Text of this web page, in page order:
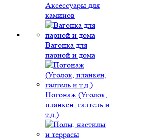
Аксессуары для
каминов
Вагонка для
парной и дома
Погонаж (Уголок,
планкен, галтель и
т.д.)